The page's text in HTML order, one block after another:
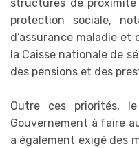
structures de proximité
protection sociale,
d’assurance maladie et
la Caisse nationale de
des pensions et des
Outre ces priorités,
Gouvernement à faire
a également exigé des